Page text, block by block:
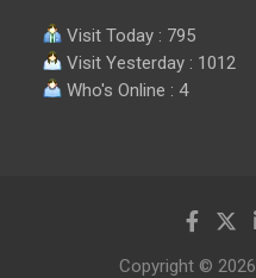
Visit Today : 795
Visit Yesterday : 1012
Who's Online : 4
Copyright © 2026